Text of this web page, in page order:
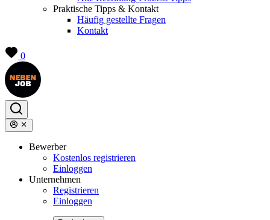
Praktische Tipps & Kontakt
Häufig gestellte Fragen
Kontakt
0
Bewerber
Kostenlos registrieren
Einloggen
Unternehmen
Registrieren
Einloggen